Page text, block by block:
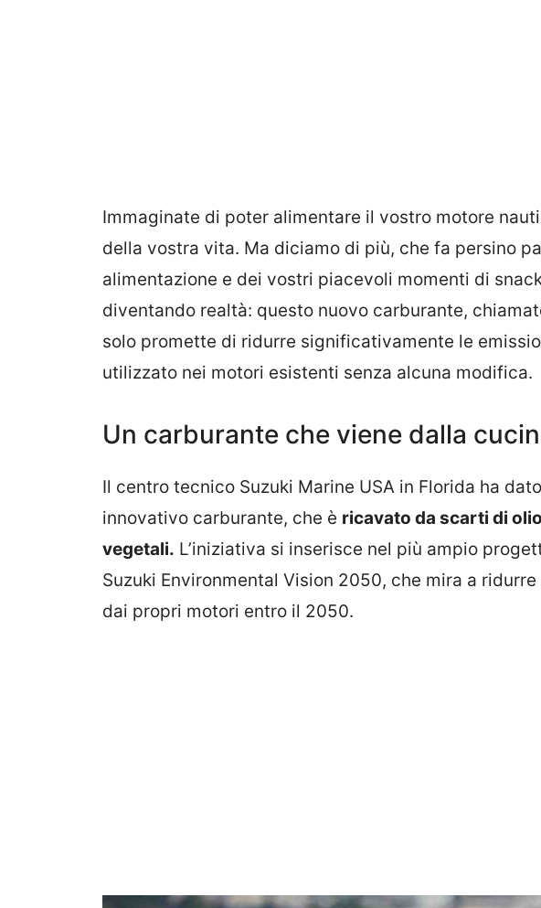
Immaginate di poter alimentare il vostro motore
della vostra vita. Ma diciamo di più, che fa persino
alimentazione e dei vostri piacevoli momenti di
diventando realtà: questo nuovo carburante,
solo promette di ridurre significativamente le
utilizzato nei motori esistenti senza alcuna modifica.
Un carburante che viene dalla
Il centro tecnico Suzuki Marine USA in Florida ha
innovativo carburante, che è ricavato da scarti di
vegetali. L’iniziativa si inserisce nel più ampio
Suzuki Environmental Vision 2050, che mira a
dai propri motori entro il 2050.